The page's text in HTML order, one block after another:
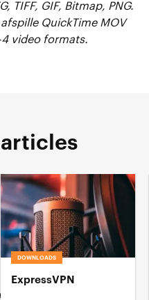
TIFF, GIF, Bitmap, PNG.
QuickTime MOV
4 video formats.
articles
DOWNLOADS
ExpressVPN